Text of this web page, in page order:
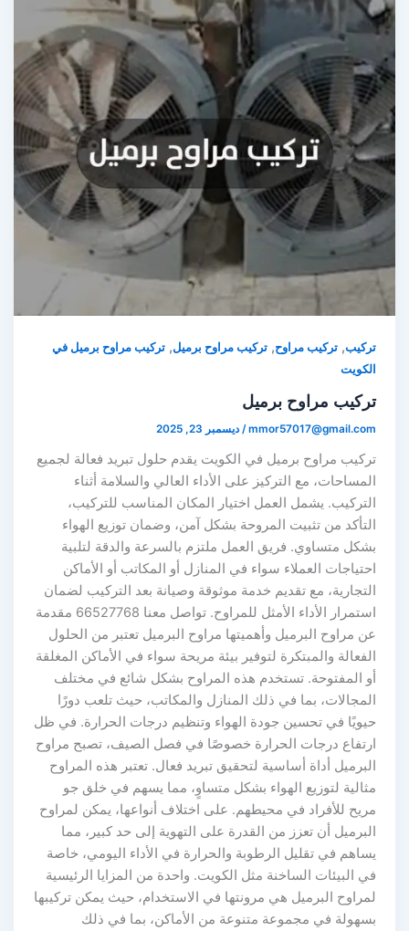
,تركيب مراوح,تركيب مراوح برميل,تركيب مراوح برميل في
مراوح برميل
/ديسمبر 23, 2025
مراوح برميل في الكويت يقدم حلول تبريد فعالة لجميع
مع التركيز على الأداء العالي والسلامة أثناء
يشمل العمل اختيار المكان المناسب للتركيب،
من تثبيت المروحة بشكل آمن، وضمان توزيع الهواء
متساوي. فريق العمل ملتزم بالسرعة والدقة لتلبية
العملاء سواء في المنازل أو المكاتب أو الأماكن
مع تقديم خدمة موثوقة وصيانة بعد التركيب لضمان
استمرار الأداء الأمثل للمراوح. تواصل معنا 66527768 مقدمة
مراوح البرميل وأهميتها مراوح البرميل تعتبر من الحلول
والمبتكرة لتوفير بيئة مريحة سواء في الأماكن المغلقة
المفتوحة. تستخدم هذه المراوح بشكل شائع في مختلف
بما في ذلك المنازل والمكاتب، حيث تلعب دورًا
في تحسين جودة الهواء وتنظيم درجات الحرارة. في ظل
درجات الحرارة خصوصًا في فصل الصيف، تصبح مراوح
أداة أساسية لتحقيق تبريد فعال. تعتبر هذه المراوح
لتوزيع الهواء بشكل متساوٍ، مما يسهم في خلق جو
للأفراد في محيطهم. على اختلاف أنواعها، يمكن لمراوح
أن تعزز من القدرة على التهوية إلى حد كبير، مما
في تقليل الرطوبة والحرارة في الأداء اليومي، خاصة
البيئات الساخنة مثل الكويت. واحدة من المزايا الرئيسية
البرميل هي مرونتها في الاستخدام، حيث يمكن تركيبها
في مجموعة متنوعة من الأماكن، بما في ذلك